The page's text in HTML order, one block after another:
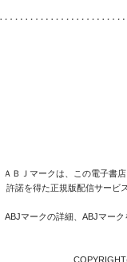
ＡＢＪマークは、この電子書
許諾を得た正規版配信サービ
ABJマークの詳細、ABJマー